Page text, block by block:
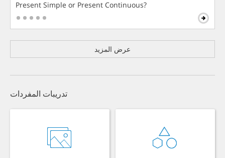
Present Simple or Present Continuous?
عرض المزيد
تدريبات المفردات